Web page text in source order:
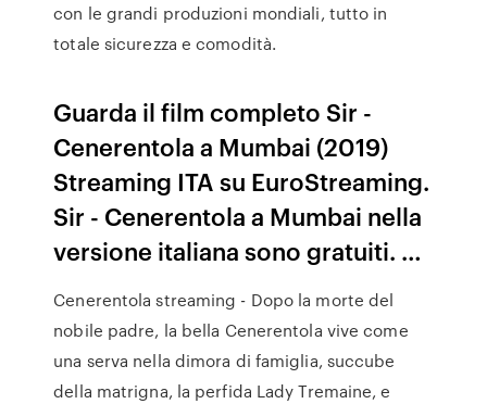
con le grandi produzioni mondiali, tutto in
totale sicurezza e comodità.
Guarda il film completo Sir -
Cenerentola a Mumbai (2019)
Streaming ITA su EuroStreaming.
Sir - Cenerentola a Mumbai nella
versione italiana sono gratuiti. …
Cenerentola streaming - Dopo la morte del
nobile padre, la bella Cenerentola vive come
una serva nella dimora di famiglia, succube
della matrigna, la perfida Lady Tremaine, e